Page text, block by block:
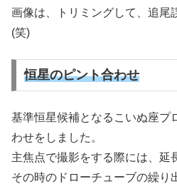
画像は、トリミングして、追尾
(笑)
恒星のピント合わせ
基準恒星候補となるこいぬ座プ
わせをしました。
主焦点で撮影をする際には、延
その時のドローチューブの繰り